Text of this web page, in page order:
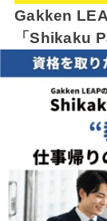
Gakken
「Shikaku